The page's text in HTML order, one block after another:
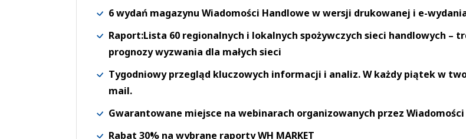
6 wydań magazynu Wiadomości Handlowe w wersji drukowanej i e-
Raport:Lista 60 regionalnych i lokalnych spożywczych sieci handlowych –
prognozy wyzwania dla małych sieci
Tygodniowy przegląd kluczowych informacji i analiz. W każdy piątek w
mail.
Gwarantowane miejsce na webinarach organizowanych przez
Rabat 30% na wybrane raporty WH MARKET